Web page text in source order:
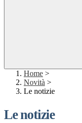
Home >
Novità >
Le notizie
Le notizie